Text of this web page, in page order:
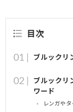
目次
ブルックリ
ブルックリ
ワード
レンガや